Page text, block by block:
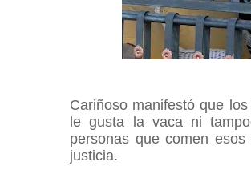
Cariñoso manifestó que
le gusta la vaca ni
personas que comen
justicia.